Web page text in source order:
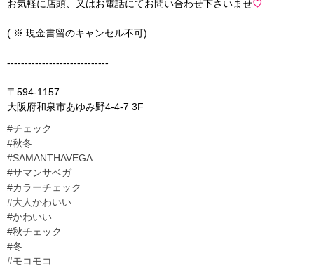
お気軽に店頭、又はお電話にてお問い合わせ下さいませ♡
( ※ 現金書留のキャンセル不可)
-----------------------------
〒594-1157
大阪府和泉市あゆみ野4-4-7 3F
#チェック
#秋冬
#SAMANTHAVEGA
#サマンサベガ
#カラーチェック
#大人かわいい
#かわいい
#秋チェック
#冬
#モコモコ